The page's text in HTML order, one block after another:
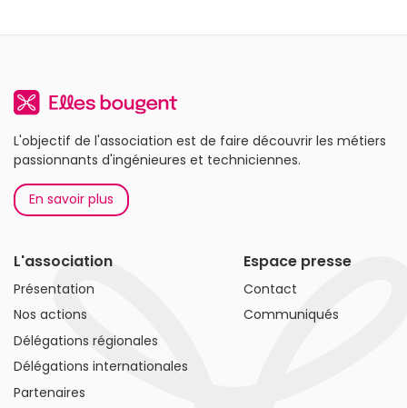
L'objectif de l'association est de faire découvrir les métiers
passionnants d'ingénieures et techniciennes.
En savoir plus
L'association
Présentation
Nos actions
Délégations régionales
Délégations internationales
Partenaires
Espace presse
Contact
Communiqués